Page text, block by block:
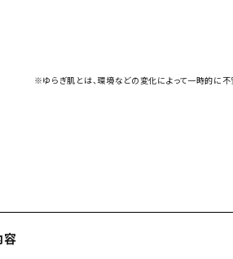
※ゆらぎ肌とは、環境などの変化によって一時的に不
容